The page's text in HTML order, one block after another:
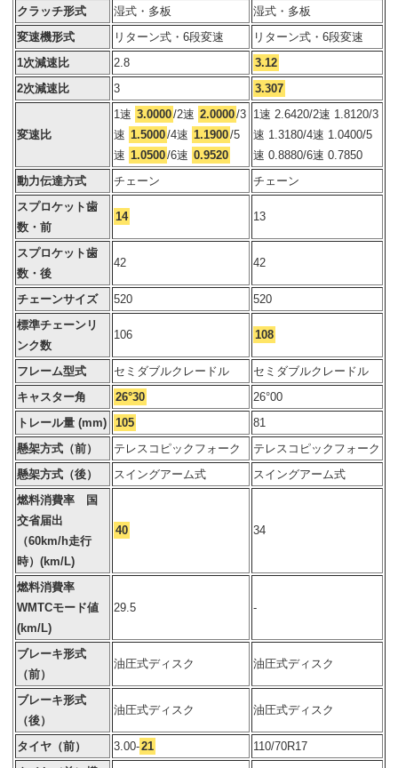
クラッチ形式 湿式・多板
湿式・多板
変速機形式
リターン式・6段変速
リターン式・6段変速
1次減速比
2.8
3.12
2次減速比
3 3.307
変速比
1速 3.0000/2速 2.0000/3
速 1.5000/4速 1.1900/5
速 1.0500/6速 0.9520
1速 2.6420/2速 1.8120/3
速 1.3180/4速 1.0400/5
速 0.8880/6速 0.7850
動力伝達方式
チェーン
チェーン
スプロケット歯
数・前
14 13
スプロケット歯
数・後
42 42
チェーンサイズ 520
520
標準チェーンリ
ンク数
106 108
フレーム型式 セミダブルクレードル
セミダブルクレードル
キャスター角
26°30
26°00
トレール量 (mm)
105
81
懸架方式（前）
テレスコピックフォーク
テレスコピックフォーク
懸架方式（後）
スイングアーム式
スイングアーム式
燃料消費率 国
交省届出
（60km/h走行
時）(km/L)
40 34
燃料消費率
WMTCモード値
(km/L)
29.5 -
ブレーキ形式
（前）
油圧式ディスク 油圧式ディスク
ブレーキ形式
（後）
油圧式ディスク 油圧式ディスク
タイヤ（前） 3.00-21
110/70R17